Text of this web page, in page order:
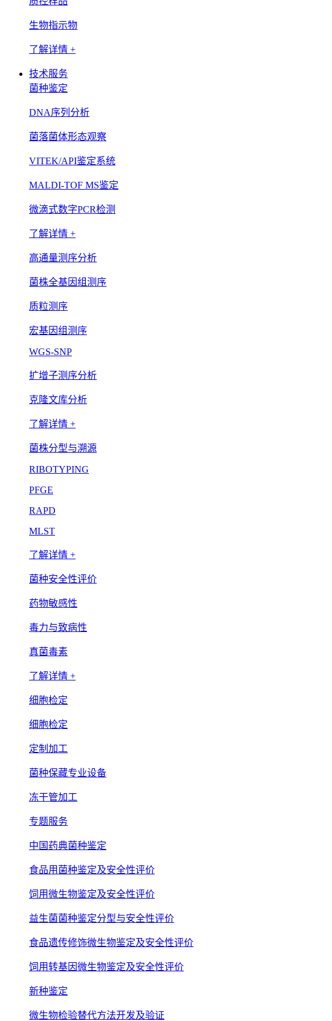
生物指示物
了解详情 +
技术服务
菌种鉴定
DNA序列分析
菌落菌体形态观察
VITEK/API鉴定系统
MALDI-TOF MS鉴定
微滴式数字PCR检测
了解详情 +
高通量测序分析
菌株全基因组测序
质粒测序
宏基因组测序
WGS-SNP
扩增子测序分析
克隆文库分析
了解详情 +
菌株分型与溯源
RIBOTYPING
PFGE
RAPD
MLST
了解详情 +
菌种安全性评价
药物敏感性
毒力与致病性
真菌毒素
了解详情 +
细胞检定
细胞检定
定制加工
菌种保藏专业设备
冻干管加工
专题服务
中国药典菌种鉴定
食品用菌种鉴定及安全性评价
饲用微生物鉴定及安全性评价
益生菌菌种鉴定分型与安全性评价
食品遗传修饰微生物鉴定及安全性评价
饲用转基因微生物鉴定及安全性评价
新种鉴定
微生物检验替代方法开发及验证